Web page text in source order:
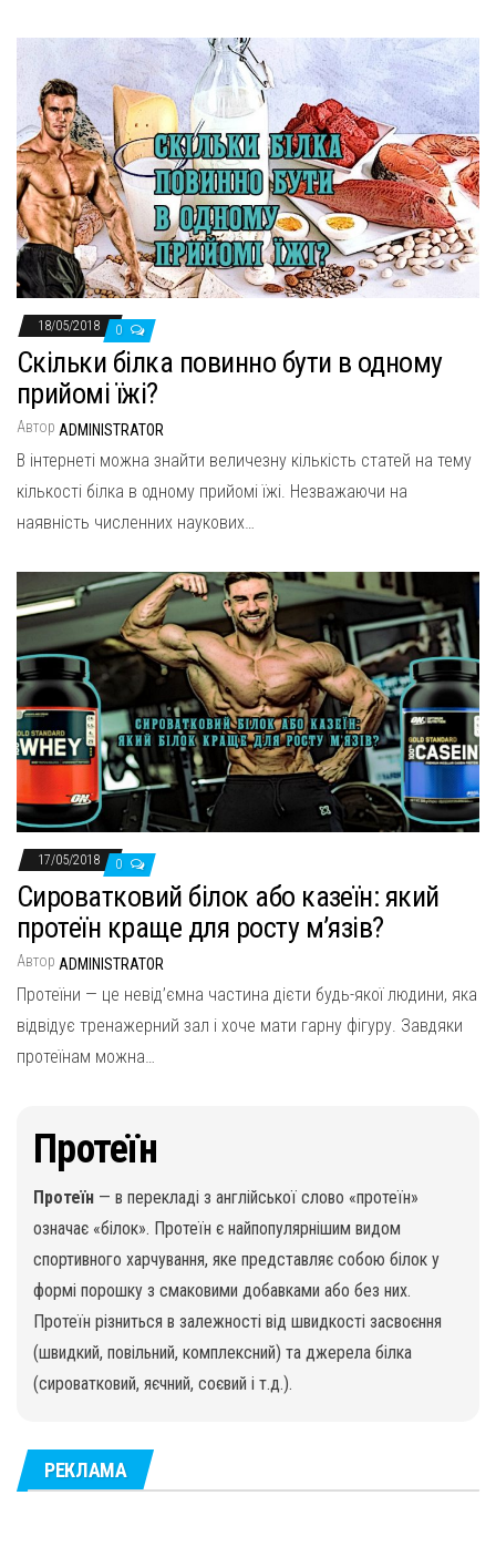
18/05/2018 0
Скільки білка повинно бути в одному
прийомі їжі?
Автор ADMINISTRATOR
В інтернеті можна знайти величезну кількість статей на тему
кількості білка в одному прийомі їжі. Незважаючи на
наявність численних наукових…
17/05/2018 0
Сироватковий білок або казеїн: який
протеїн краще для росту м’язів?
Автор ADMINISTRATOR
Протеїни — це невід’ємна частина дієти будь-якої людини, яка
відвідує тренажерний зал і хоче мати гарну фігуру. Завдяки
протеїнам можна…
Протеїн
Протеїн — в перекладі з англійської слово «протеїн»
означає «білок». Протеїн є найпопулярнішим видом
спортивного харчування, яке представляє собою білок у
формі порошку з смаковими добавками або без них.
Протеїн різниться в залежності від швидкості засвоєння
(швидкий, повільний, комплексний) та джерела білка
(сироватковий, яєчний, соєвий і т.д.).
РЕКЛАМА